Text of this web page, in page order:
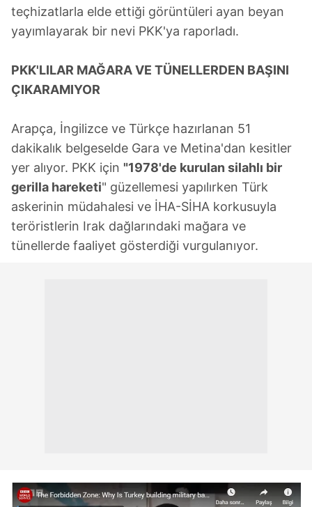
teçhizatlarla elde ettiği görüntüleri ayan beyan
yayımlayarak bir nevi PKK'ya raporladı.
PKK'LILAR MAĞARA VE TÜNELLERDEN BAŞINI
ÇIKARAMIYOR
Arapça, İngilizce ve Türkçe hazırlanan 51
dakikalık belgeselde Gara ve Metina'dan kesitler
yer alıyor. PKK için "1978'de kurulan silahlı bir
gerilla hareketi" güzellemesi yapılırken Türk
askerinin müdahalesi ve İHA-SİHA korkusuyla
teröristlerin Irak dağlarındaki mağara ve
tünellerde faaliyet gösterdiği vurgulanıyor.